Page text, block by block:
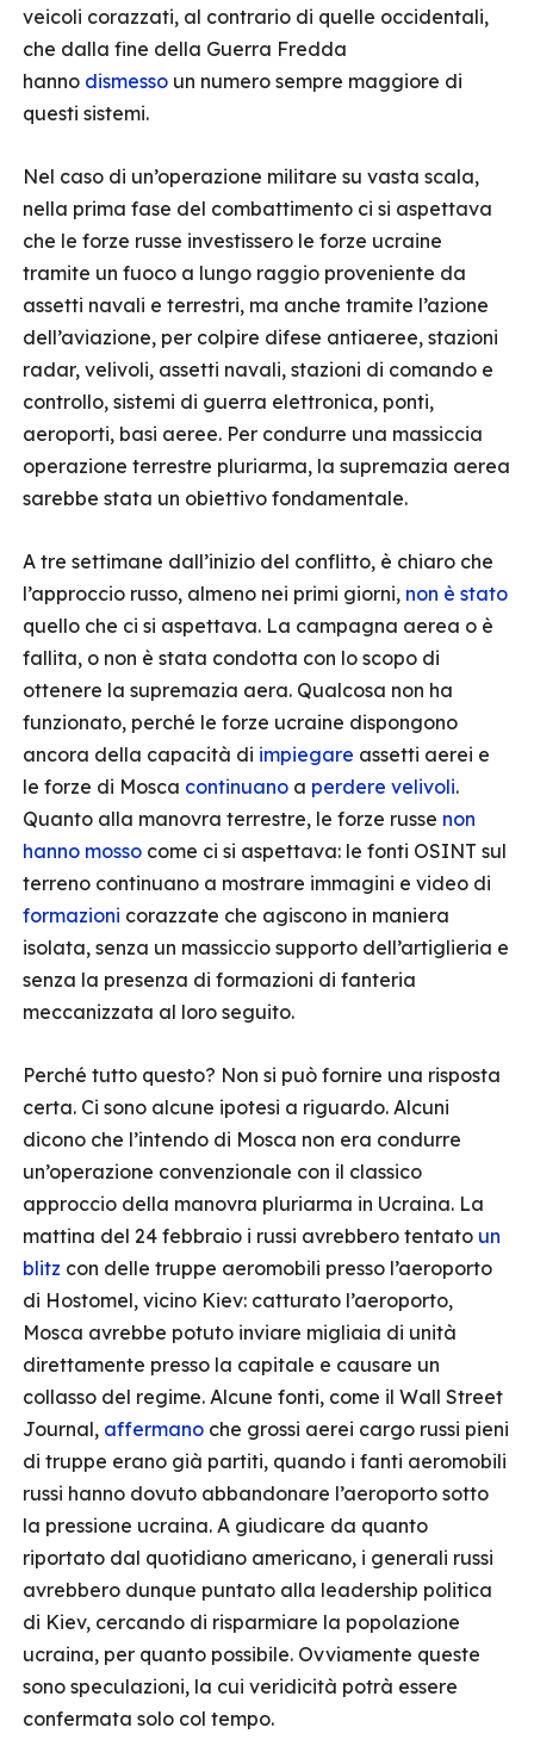
veicoli corazzati, al contrario di quelle occidentali,
che dalla fine della Guerra Fredda
hanno dismesso un numero sempre maggiore di
questi sistemi.
Nel caso di un’operazione militare su vasta scala,
nella prima fase del combattimento ci si aspettava
che le forze russe investissero le forze ucraine
tramite un fuoco a lungo raggio proveniente da
assetti navali e terrestri, ma anche tramite l’azione
dell’aviazione, per colpire difese antiaeree, stazioni
radar, velivoli, assetti navali, stazioni di comando e
controllo, sistemi di guerra elettronica, ponti,
aeroporti, basi aeree. Per condurre una massiccia
operazione terrestre pluriarma, la supremazia aerea
sarebbe stata un obiettivo fondamentale.
A tre settimane dall’inizio del conflitto, è chiaro che
l’approccio russo, almeno nei primi giorni, non è stato
quello che ci si aspettava. La campagna aerea o è
fallita, o non è stata condotta con lo scopo di
ottenere la supremazia aera. Qualcosa non ha
funzionato, perché le forze ucraine dispongono
ancora della capacità di impiegare assetti aerei e
le forze di Mosca continuano a perdere velivoli.
Quanto alla manovra terrestre, le forze russe non
hanno mosso come ci si aspettava: le fonti OSINT sul
terreno continuano a mostrare immagini e video di
formazioni corazzate che agiscono in maniera
isolata, senza un massiccio supporto dell’artiglieria e
senza la presenza di formazioni di fanteria
meccanizzata al loro seguito.
Perché tutto questo? Non si può fornire una risposta
certa. Ci sono alcune ipotesi a riguardo. Alcuni
dicono che l’intendo di Mosca non era condurre
un’operazione convenzionale con il classico
approccio della manovra pluriarma in Ucraina. La
mattina del 24 febbraio i russi avrebbero tentato un
blitz con delle truppe aeromobili presso l’aeroporto
di Hostomel, vicino Kiev: catturato l’aeroporto,
Mosca avrebbe potuto inviare migliaia di unità
direttamente presso la capitale e causare un
collasso del regime. Alcune fonti, come il Wall Street
Journal, affermano che grossi aerei cargo russi pieni
di truppe erano già partiti, quando i fanti aeromobili
russi hanno dovuto abbandonare l’aeroporto sotto
la pressione ucraina. A giudicare da quanto
riportato dal quotidiano americano, i generali russi
avrebbero dunque puntato alla leadership politica
di Kiev, cercando di risparmiare la popolazione
ucraina, per quanto possibile. Ovviamente queste
sono speculazioni, la cui veridicità potrà essere
confermata solo col tempo.